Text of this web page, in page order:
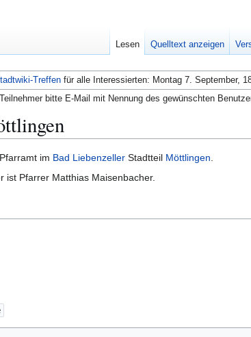
Treffen für alle Interessierten: Montag 7. September,
bitte E-Mail mit Nennung des gewünschten
im Bad Liebenzeller Stadtteil Möttlingen
ist Pfarrer Matthias Maisenbacher.
Lesen Quelltext anzeigen